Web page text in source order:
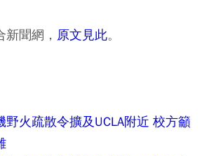
聞網， 原文見此。
野火疏散令擴及UCLA附近 校方籲